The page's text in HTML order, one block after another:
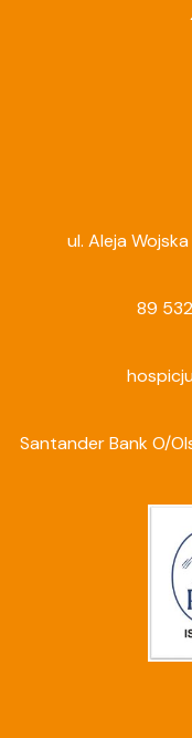
ul. Aleja
89
Santander Bank O/